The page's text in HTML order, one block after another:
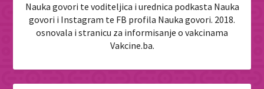
Nauka govori te voditeljica i urednica podkasta Nauka
govori i Instagram te FB profila Nauka govori. 2018.
osnovala i stranicu za informisanje o vakcinama
Vakcine.ba.